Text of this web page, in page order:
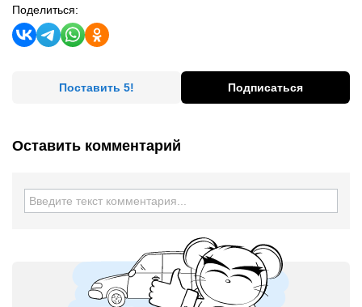
Поделиться:
Поставить 5! Подписаться
Оставить комментарий